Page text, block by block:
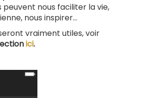
nous faciliter la vie,
nous inspirer…
vraiment utiles, voir
ici.